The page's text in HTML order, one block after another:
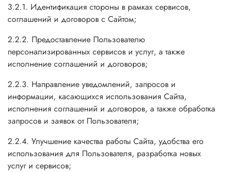
3.2.1. Идентификация стороны в рамках сервисов,
соглашений и договоров с Сайтом;
2.2.2. Предоставление Пользователю
персонализированных сервисов и услуг, а также
исполнение соглашений и договоров;
2.2.3. Направление уведомлений, запросов и
информации, касающихся использования Сайта,
исполнения соглашений и договоров, а также обработка
запросов и заявок от Пользователя;
2.2.4. Улучшение качества работы Сайта, удобства его
использования для Пользователя, разработка новых
услуг и сервисов;